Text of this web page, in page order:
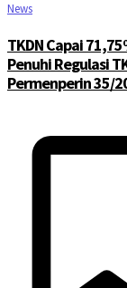
News
TKDN Capai
Penuhi Regulasi
Permenperin 35/